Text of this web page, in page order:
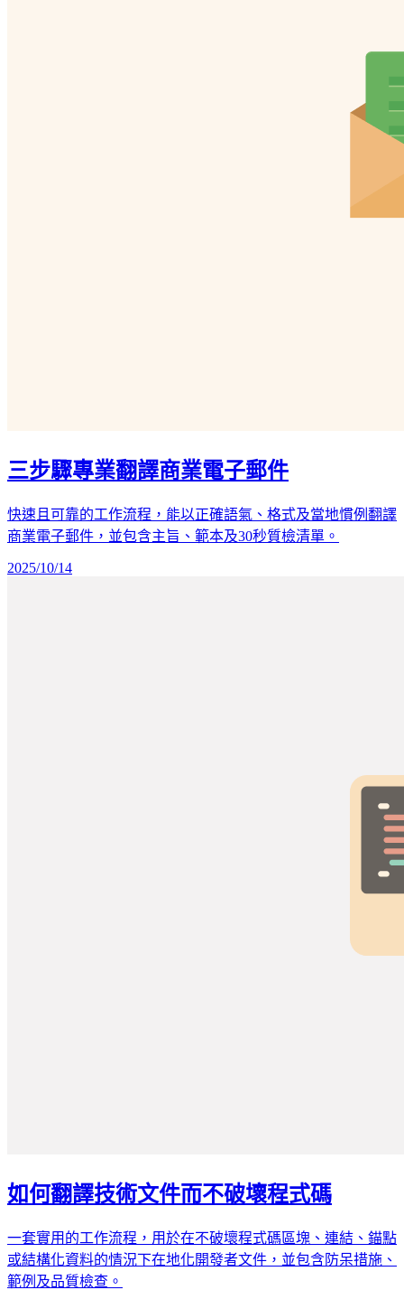
三步驟專業翻譯商業電子郵件
快速且可靠的工作流程，能以正確語氣、格式及當地慣例翻譯
商業電子郵件，並包含主旨、範本及30秒質檢清單。
2025/10/14
如何翻譯技術文件而不破壞程式碼
一套實用的工作流程，用於在不破壞程式碼區塊、連結、錨點
或結構化資料的情況下在地化開發者文件，並包含防呆措施、
範例及品質檢查。